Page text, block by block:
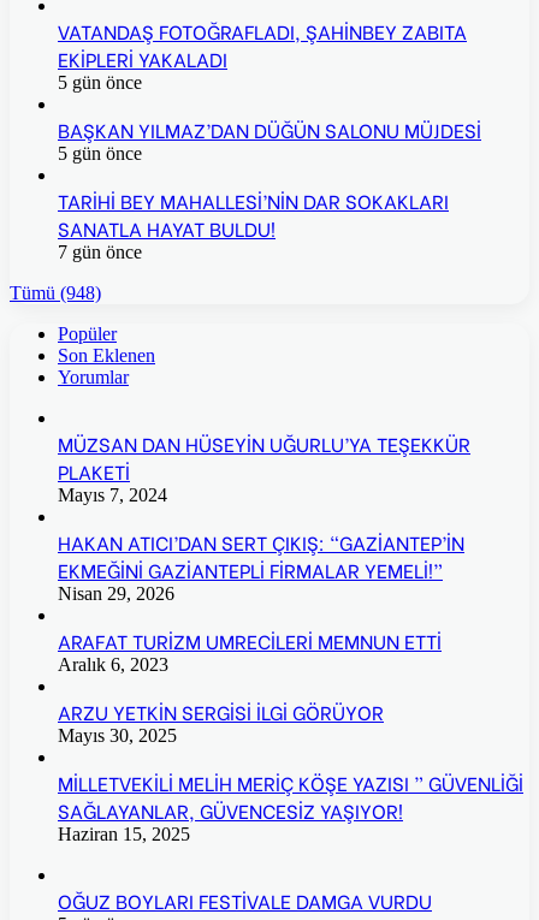
VATANDAŞ FOTOĞRAFLADI, ŞAHİNBEY ZABITA
EKİPLERİ YAKALADI
5 gün önce
BAŞKAN YILMAZ’DAN DÜĞÜN SALONU MÜJDESİ
5 gün önce
TARİHİ BEY MAHALLESİ’NİN DAR SOKAKLARI
SANATLA HAYAT BULDU!
7 gün önce
Tümü (948)
Popüler
Son Eklenen
Yorumlar
MÜZSAN DAN HÜSEYİN UĞURLU’YA TEŞEKKÜR
PLAKETİ
Mayıs 7, 2024
HAKAN ATICI’DAN SERT ÇIKIŞ: “GAZİANTEP’İN
EKMEĞİNİ GAZİANTEPLİ FİRMALAR YEMELİ!”
Nisan 29, 2026
ARAFAT TURİZM UMRECİLERİ MEMNUN ETTİ
Aralık 6, 2023
ARZU YETKİN SERGİSİ İLGİ GÖRÜYOR
Mayıs 30, 2025
MİLLETVEKİLİ MELİH MERİÇ KÖŞE YAZISI ” GÜVENLİĞİ
SAĞLAYANLAR, GÜVENCESİZ YAŞIYOR!
Haziran 15, 2025
OĞUZ BOYLARI FESTİVALE DAMGA VURDU